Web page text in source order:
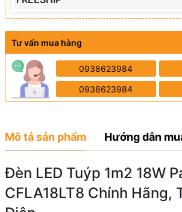
Tư vấn mua hàng
0938623984
0938623984
Mô tả sản phẩm Hướng dẫn
Đèn LED Tuýp 1m2 18W
CFLA18LT8 Chính Hãng,